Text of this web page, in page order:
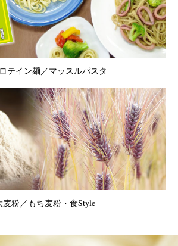
テイン麺／マッスルパスタ
麦粉／もち麦粉・食Style